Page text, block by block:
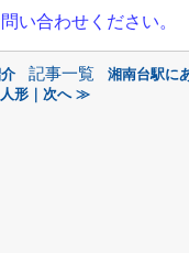
い合わせください。
記事一覧
湘南台駅に
形｜次へ ≫